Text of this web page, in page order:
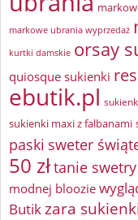
markowe ubrania wyprzedaż
kurtki damskie orsay
quiosque sukienki
ebutik.pl
sukienki maxi z falbanami
paski sweter
50 złtanie
modnej bloozie
Butikzara